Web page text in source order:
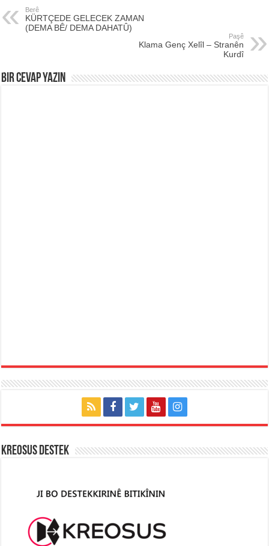
Berê
KÜRTÇEDE GELECEK ZAMAN
(DEMA BÊ/ DEMA DAHATÛ)
Paşê
Klama Genç Xelîl – Stranên
Kurdî
Bir Cevap Yazın
KREOSUS DESTEK